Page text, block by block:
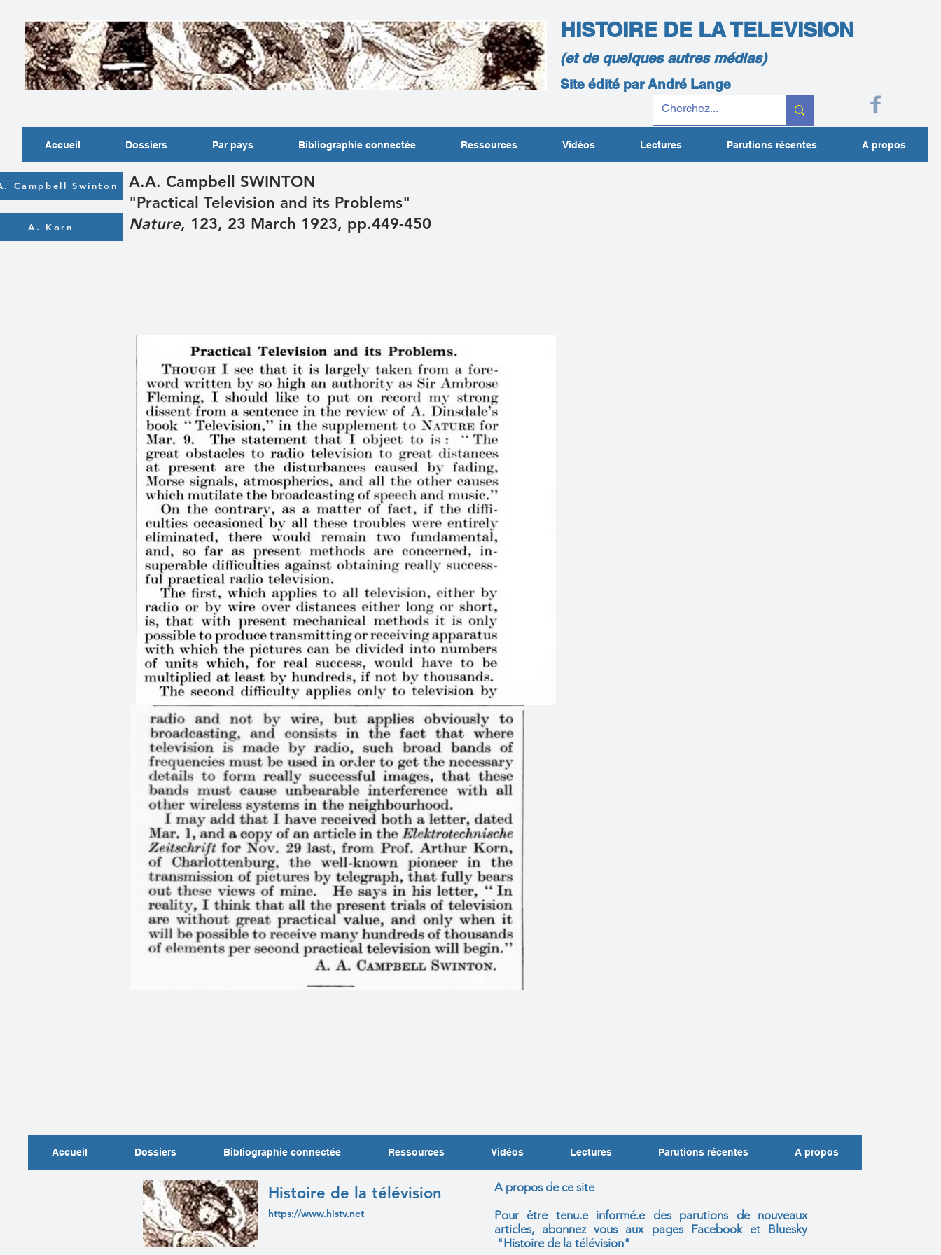
HISTOIRE DE LA TELEVISION
(et de quelques autres médias)
Site édité par André Lange
Accueil Dossiers Par pays Bibliographie connectée Ressources Vidéos Lectures Parutions récentes A propos
Campbell Swinton
A. Korn
A.A. Campbell SWINTON
"Practical Television and its Problems"
Nature, 123, 23 March 1923, pp.449-450
Accueil Dossiers Bibliographie connectée Ressources Vidéos Lectures Parutions récentes A propos
Histoire de la télévision
https://www.histv.net
A propos de ce site
Pour être tenu.e informé.e des parutions de nouveaux
articles, abonnez vous aux pages Facebook et Bluesky
"Histoire de la télévision"